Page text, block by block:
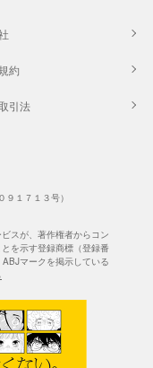
約
引法
スが、著作権者からコン
を示す登録商標（登録番
マークを掲示している